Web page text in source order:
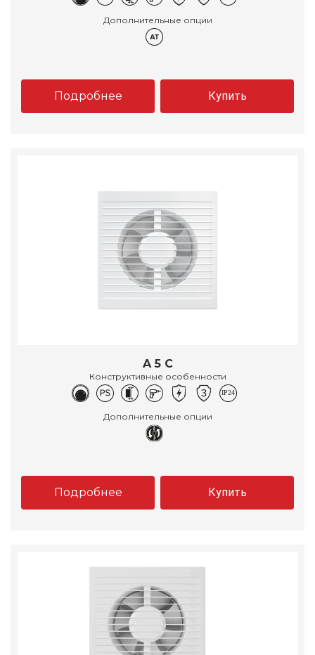
Дополнительные опции
Подробнее Купить
A 5 C
Конструктивные особенности
Дополнительные опции
Подробнее Купить